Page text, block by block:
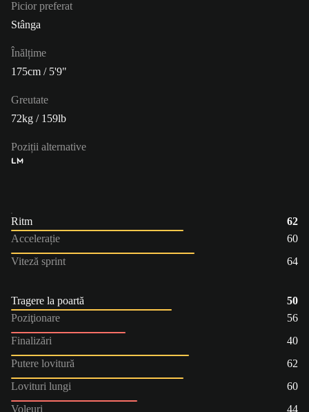
Picior preferat
Stânga
Înălțime
175cm / 5'9"
Greutate
72kg / 159lb
Poziții alternative
LM
Ritm
62
Accelerație
60
Viteză sprint
64
Tragere la poartă
50
Poziţionare
56
Finalizări
40
Putere lovitură
62
Lovituri lungi
60
Voleuri
44